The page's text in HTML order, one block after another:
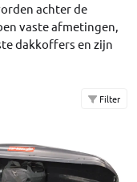
achter de
vaste afmetingen,
dakkoffers en zijn
Filter